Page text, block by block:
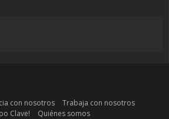
con nosotros
Trabaja con nosotros
Clave!
Quiénes somos